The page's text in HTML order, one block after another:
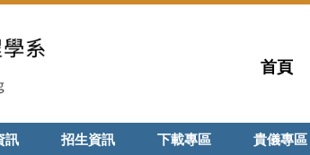
首頁
訊 招生資訊 下載專區 貴儀專區